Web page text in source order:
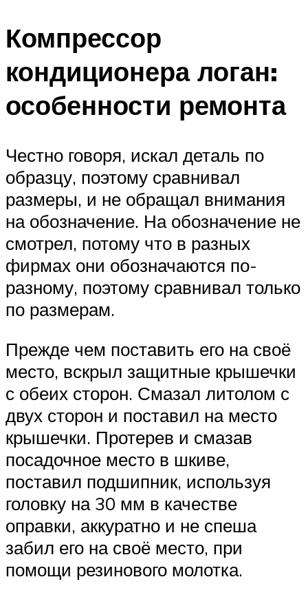
Компрессор
кондиционера логан:
особенности ремонта
Честно говоря, искал деталь по
образцу, поэтому сравнивал
размеры, и не обращал внимания
на обозначение. На обозначение не
смотрел, потому что в разных
фирмах они обозначаются по-
разному, поэтому сравнивал только
по размерам.
Прежде чем поставить его на своё
место, вскрыл защитные крышечки
с обеих сторон. Смазал литолом с
двух сторон и поставил на место
крышечки. Протерев и смазав
посадочное место в шкиве,
поставил подшипник, используя
головку на 30 мм в качестве
оправки, аккуратно и не спеша
забил его на своё место, при
помощи резинового молотка.